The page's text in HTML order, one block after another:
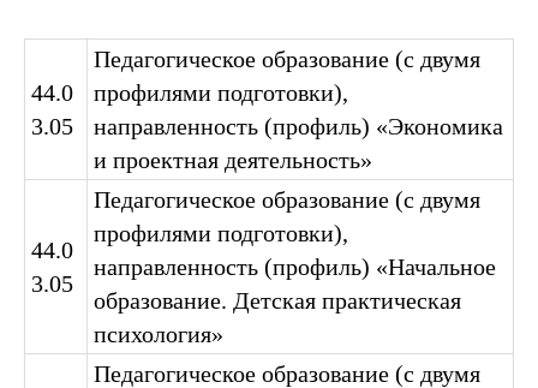
44.0
3.05
Педагогическое образование (с двумя
профилями подготовки),
направленность (профиль) «Экономика
и проектная деятельность»
44.0
3.05
Педагогическое образование (с двумя
профилями подготовки),
направленность (профиль) «Начальное
образование. Детская практическая
психология»
Педагогическое образование (с двумя